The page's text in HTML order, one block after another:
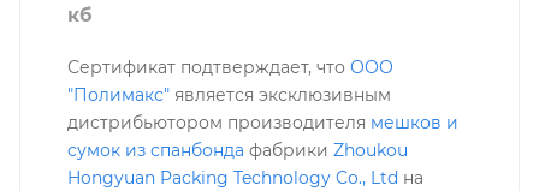
кб
Сертификат подтверждает, что ООО
"Полимакс" является эксклюзивным
дистрибьютором производителя мешков и
сумок из спанбонда фабрики Zhoukou
Hongyuan Packing Technology Co., Ltd на